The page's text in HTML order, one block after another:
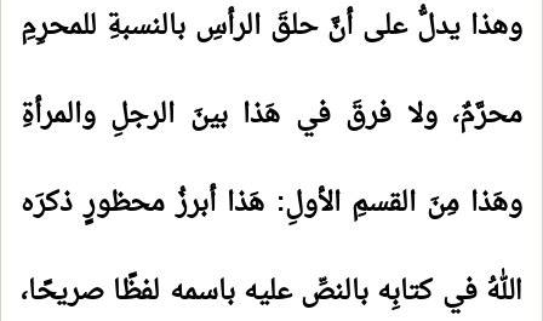
وهذا يدلُّ على أنَّ حلقَ الرأسِ بالنسبةِ للمحرِمِ
محرَّمٌ، ولا فرقَ في هَذا بينَ الرجلِ والمرأةِ
وهَذا مِنَ القسمِ الأولِ: هَذا أبرزُ محظورٍ ذكرَه
اللهُ في كتابِه بالنصِّ عليه باسمه لفظًا صريحًا،